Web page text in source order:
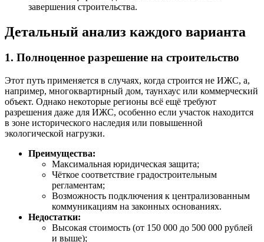
завершения строительства.
Детальный анализ каждого варианта
1. Полноценное разрешение на строительство
Этот путь применяется в случаях, когда строится не ИЖС, а,
например, многоквартирный дом, таунхаус или коммерческий
объект. Однако некоторые регионы всё ещё требуют
разрешения даже для ИЖС, особенно если участок находится
в зоне исторического наследия или повышенной
экологической нагрузки.
Преимущества:
Максимальная юридическая защита;
Чёткое соответствие градостроительным
регламентам;
Возможность подключения к централизованным
коммуникациям на законных основаниях.
Недостатки:
Высокая стоимость (от 150 000 до 500 000 рублей
и выше);